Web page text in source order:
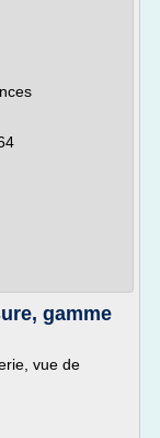
gamme
vue de